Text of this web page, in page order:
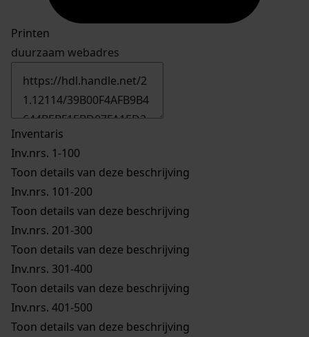
Printen
duurzaam webadres
Inventaris
Inv.nrs. 1-100
Toon details van deze beschrijving
Inv.nrs. 101-200
Toon details van deze beschrijving
Inv.nrs. 201-300
Toon details van deze beschrijving
Inv.nrs. 301-400
Toon details van deze beschrijving
Inv.nrs. 401-500
Toon details van deze beschrijving